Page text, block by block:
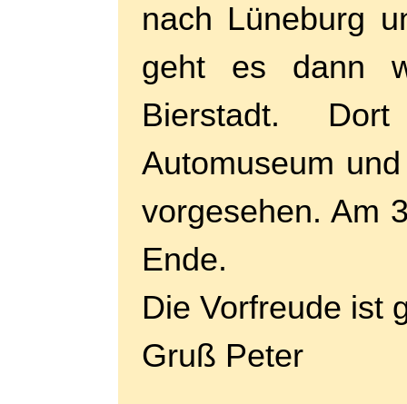
nach Lüneburg
geht es dann
Bierstadt.
Automuseum
vorgesehen. Am
Ende.
Die Vorfreude ist
Gruß Peter